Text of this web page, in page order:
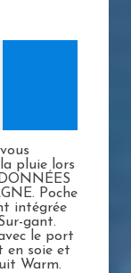
pluie lors
Poche
intégrée
gant.
le port
en soie et
Warm.